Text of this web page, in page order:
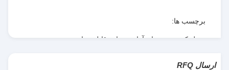
برچسب ها:
تبدیل کننده هم زمان,آرایه دروازه قابل برنامه ریزی
ارسال RFQ